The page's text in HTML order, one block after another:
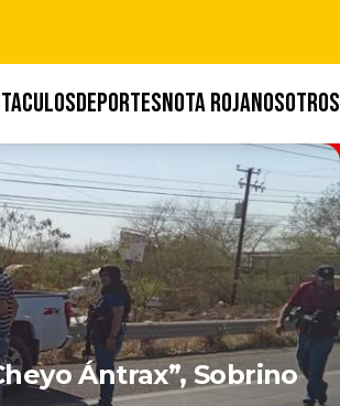
DEPORTESNOTA ROJANOSOTROS
Ántrax”, Sobrino